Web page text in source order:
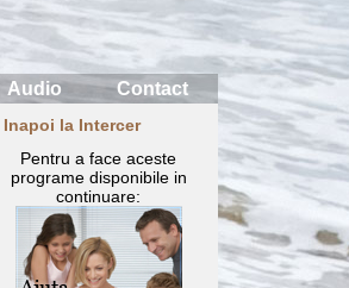
Contact
Audio
Inapoi la Intercer
Pentru a face aceste
programe disponibile in
continuare: